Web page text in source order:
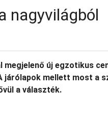
nagyvilágból
megjelenő új egzotikus
járólapok mellett most a
a választék.